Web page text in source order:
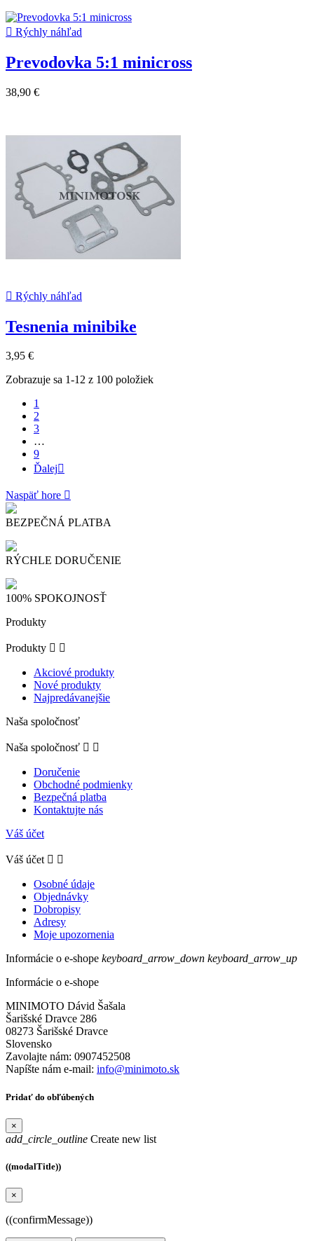
 Rýchly náhľad
Prevodovka 5:1 minicross
38,90 €
 Rýchly náhľad
Tesnenia minibike
3,95 €
Zobrazuje sa 1-12 z 100 položiek
1
2
3
…
9
Ďalej
Naspäť hore 
BEZPEČNÁ PLATBA
RÝCHLE DORUČENIE
100% SPOKOJNOSŤ
Produkty
Produkty  
Akciové produkty
Nové produkty
Najpredávanejšie
Naša spoločnosť
Naša spoločnosť  
Doručenie
Obchodné podmienky
Bezpečná platba
Kontaktujte nás
Váš účet
Váš účet  
Osobné údaje
Objednávky
Dobropisy
Adresy
Moje upozornenia
Informácie o e-shope keyboard_arrow_down keyboard_arrow_up
Informácie o e-shope
MINIMOTO Dávid Šašala
Šarišské Dravce 286
08273 Šarišské Dravce
Slovensko
Zavolajte nám: 0907452508
Napíšte nám e-mail: info@minimoto.sk
Pridať do obľúbených
×
add_circle_outline Create new list
((modalTitle))
×
((confirmMessage))